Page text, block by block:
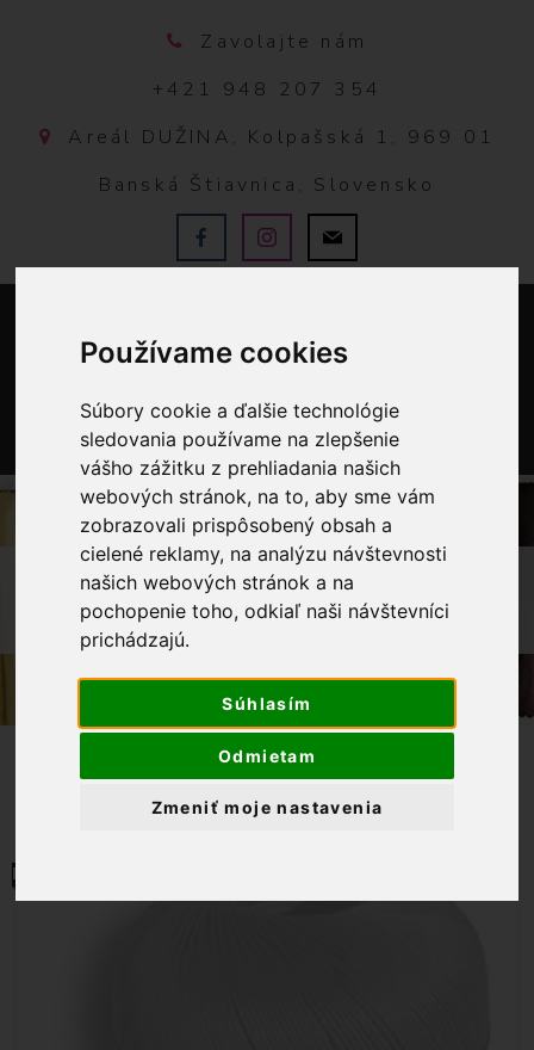
Používame cookies
Súbory cookie a ďalšie technológie
sledovania používame na zlepšenie
vášho zážitku z prehliadania našich
webových stránok, na to, aby sme vám
zobrazovali prispôsobený obsah a
cielené reklamy, na analýzu návštevnosti
našich webových stránok a na
pochopenie toho, odkiaľ naši návštevníci
prichádzajú.
Súhlasím
Odmietam
Zmeniť moje nastavenia
Zavolajte nám
+421 948 207 354
Areál DUŽINA, Kolpašská 1, 969 01
Banská Štiavnica, Slovensko
OBCHOD PRIADZE
PRIADZA SCARLET 1402 -
TMAVOZELENÁ 100G
MOMENTÁLNE NIE JE NA SKLADE